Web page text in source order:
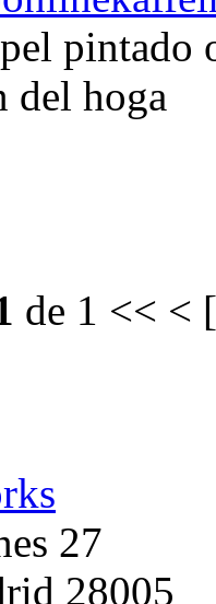
pintado
del hoga
de 1 << < [
27
28005